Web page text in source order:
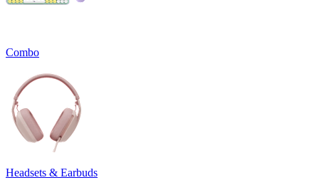
Combo
Headsets & Earbuds